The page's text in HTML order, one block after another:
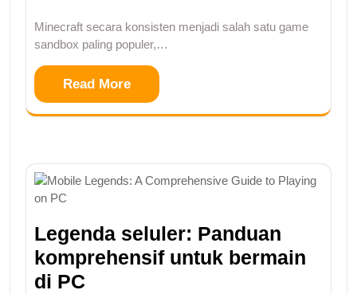
Minecraft secara konsisten menjadi salah satu game
sandbox paling populer,…
Read More
Legenda seluler: Panduan
komprehensif untuk bermain
di PC